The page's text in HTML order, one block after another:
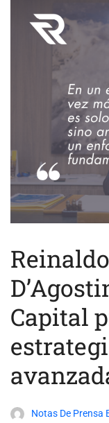
Capital
Notas De Prensa